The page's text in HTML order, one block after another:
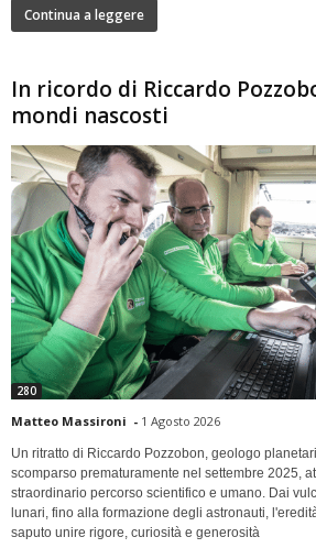
Continua a leggere
In ricordo di Riccardo
mondi nascosti
280
Matteo Massironi - 1 Agosto 2026
Un ritratto di Riccardo Pozzobon, geologo
scomparso prematuramente nel settembre 2025,
straordinario percorso scientifico e umano. Dai
lunari, fino alla formazione degli astronauti,
saputo unire rigore, curiosità e generosità